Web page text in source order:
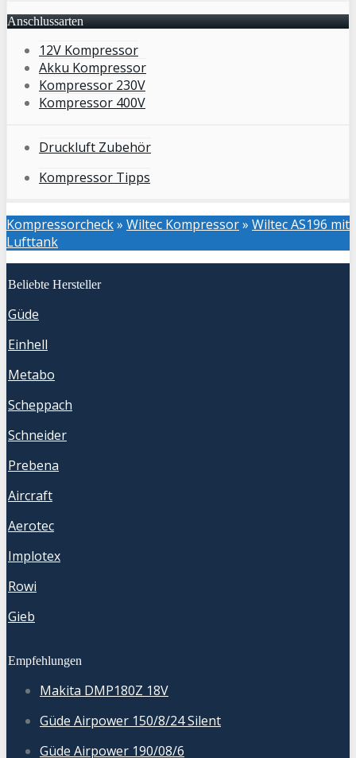
Anschlussarten
12V Kompressor
Akku Kompressor
Kompressor 230V
Kompressor 400V
Druckluft Zubehör
Kompressor Tipps
Kompressorcheck» Wiltec Kompressor» Wiltec AS196 mit
Lufttank
Beliebte Hersteller
Güde
Einhell
Metabo
Scheppach
Schneider
Prebena
Aircraft
Aerotec
Implotex
Rowi
Gieb
Empfehlungen
Makita DMP180Z 18V
Güde Airpower 150/8/24 Silent
Güde Airpower 190/08/6